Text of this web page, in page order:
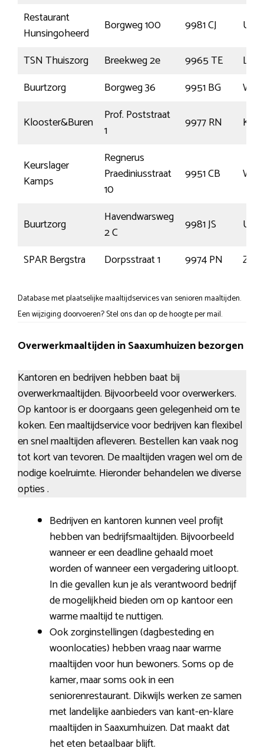
Restaurant
Hunsingoheerd
Borgweg 100 9981 CJ
TSN Thuiszorg
Breekweg 2e 9965 TE
Buurtzorg
Borgweg 36 9951 BG
Klooster&Buren
Prof. Poststraat
1
9977 RN
Keurslager
Kamps
Regnerus
Praediniusstraat
10
9951 CB
Buurtzorg
Havendwarsweg
2 C
9981 JS
SPAR Bergstra
Dorpsstraat 1 9974 PN
Database met plaatselijke maaltijdservices van senioren maaltijden.
Een wijziging doorvoeren? Stel ons dan op de hoogte per mail.
Overwerkmaaltijden in Saaxumhuizen bezorgen
Kantoren en bedrijven hebben baat bij
overwerkmaaltijden. Bijvoorbeeld voor overwerkers.
Op kantoor is er doorgaans geen gelegenheid om te
koken. Een maaltijdservice voor bedrijven kan flexibel
en snel maaltijden afleveren. Bestellen kan vaak nog
tot kort van tevoren. De maaltijden vragen wel om de
nodige koelruimte. Hieronder behandelen we diverse
opties .
Bedrijven en kantoren kunnen veel profijt
hebben van bedrijfsmaaltijden. Bijvoorbeeld
wanneer er een deadline gehaald moet
worden of wanneer een vergadering uitloopt.
In die gevallen kun je als verantwoord bedrijf
de mogelijkheid bieden om op kantoor een
warme maaltijd te nuttigen.
Ook zorginstellingen (dagbesteding en
woonlocaties) hebben vraag naar warme
maaltijden voor hun bewoners. Soms op de
kamer, maar soms ook in een
seniorenrestaurant. Dikwijls werken ze samen
met landelijke aanbieders van kant-en-klare
maaltijden in Saaxumhuizen. Dat maakt dat
het eten betaalbaar blijft.